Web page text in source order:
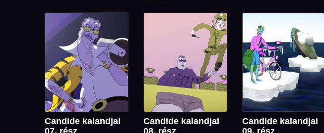
Candide kalandjai
Candide kalandjai
Candide kalandjai